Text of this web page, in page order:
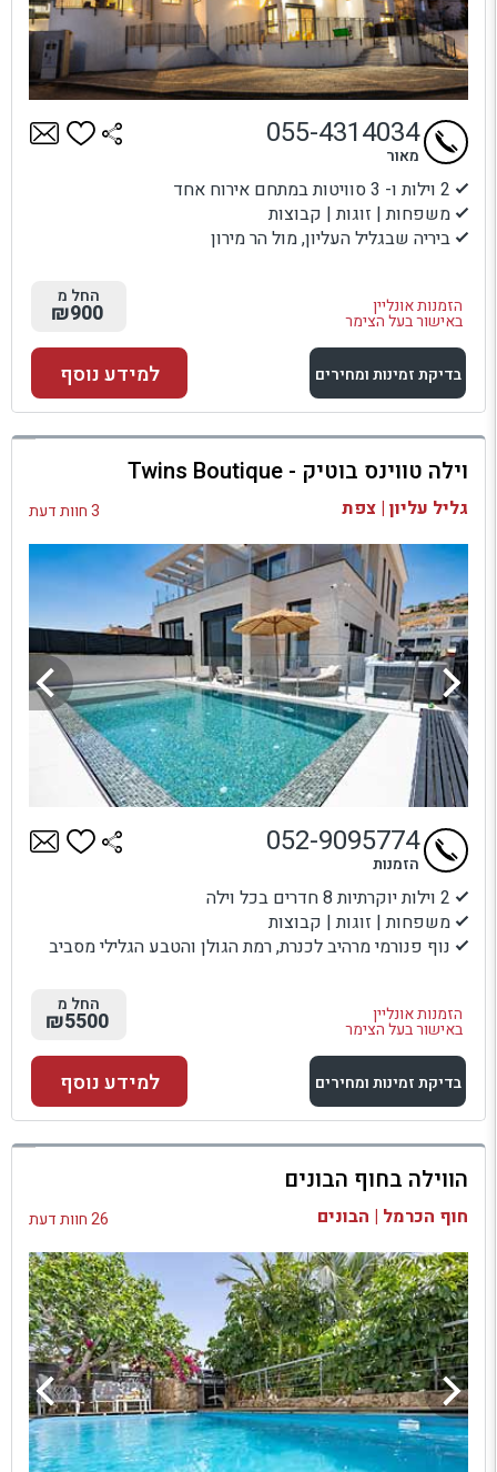
2 וילות ו- 3 סוויטות במתחם אירוח אחד
משפחות | זוגות | קבוצות
ביריה שבגליל העליון, מול הר מירון
הזמנות אונליין
באישור בעל הצימר
055-4314034
מאור
החל מ
₪900
בדיקת זמינות ומחירים
למתחם זה
בדיקת זמינות ומחירים
למידע נוסף
וילה טווינס בוטיק - Twins Boutique
גליל עליון | צפת 3 חוות דעת
2 וילות יוקרתיות 8 חדרים בכל וילה
משפחות | זוגות | קבוצות
נוף פנורמי מרהיב לכנרת, רמת הגולן והטבע הגלילי מסביב
הזמנות אונליין
באישור בעל הצימר
052-9095774
הזמנות
החל מ
₪5500
בדיקת זמינות ומחירים
למתחם זה
בדיקת זמינות ומחירים
למידע נוסף
הווילה בחוף הבונים
חוף הכרמל | הבונים 26 חוות דעת